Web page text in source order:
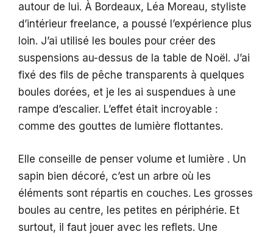
autour de lui. À Bordeaux, Léa Moreau, styliste
d’intérieur freelance, a poussé l’expérience plus
loin. J’ai utilisé les boules pour créer des
suspensions au-dessus de la table de Noël. J’ai
fixé des fils de pêche transparents à quelques
boules dorées, et je les ai suspendues à une
rampe d’escalier. L’effet était incroyable :
comme des gouttes de lumière flottantes.
Elle conseille de penser volume et lumière . Un
sapin bien décoré, c’est un arbre où les
éléments sont répartis en couches. Les grosses
boules au centre, les petites en périphérie. Et
surtout, il faut jouer avec les reflets. Une